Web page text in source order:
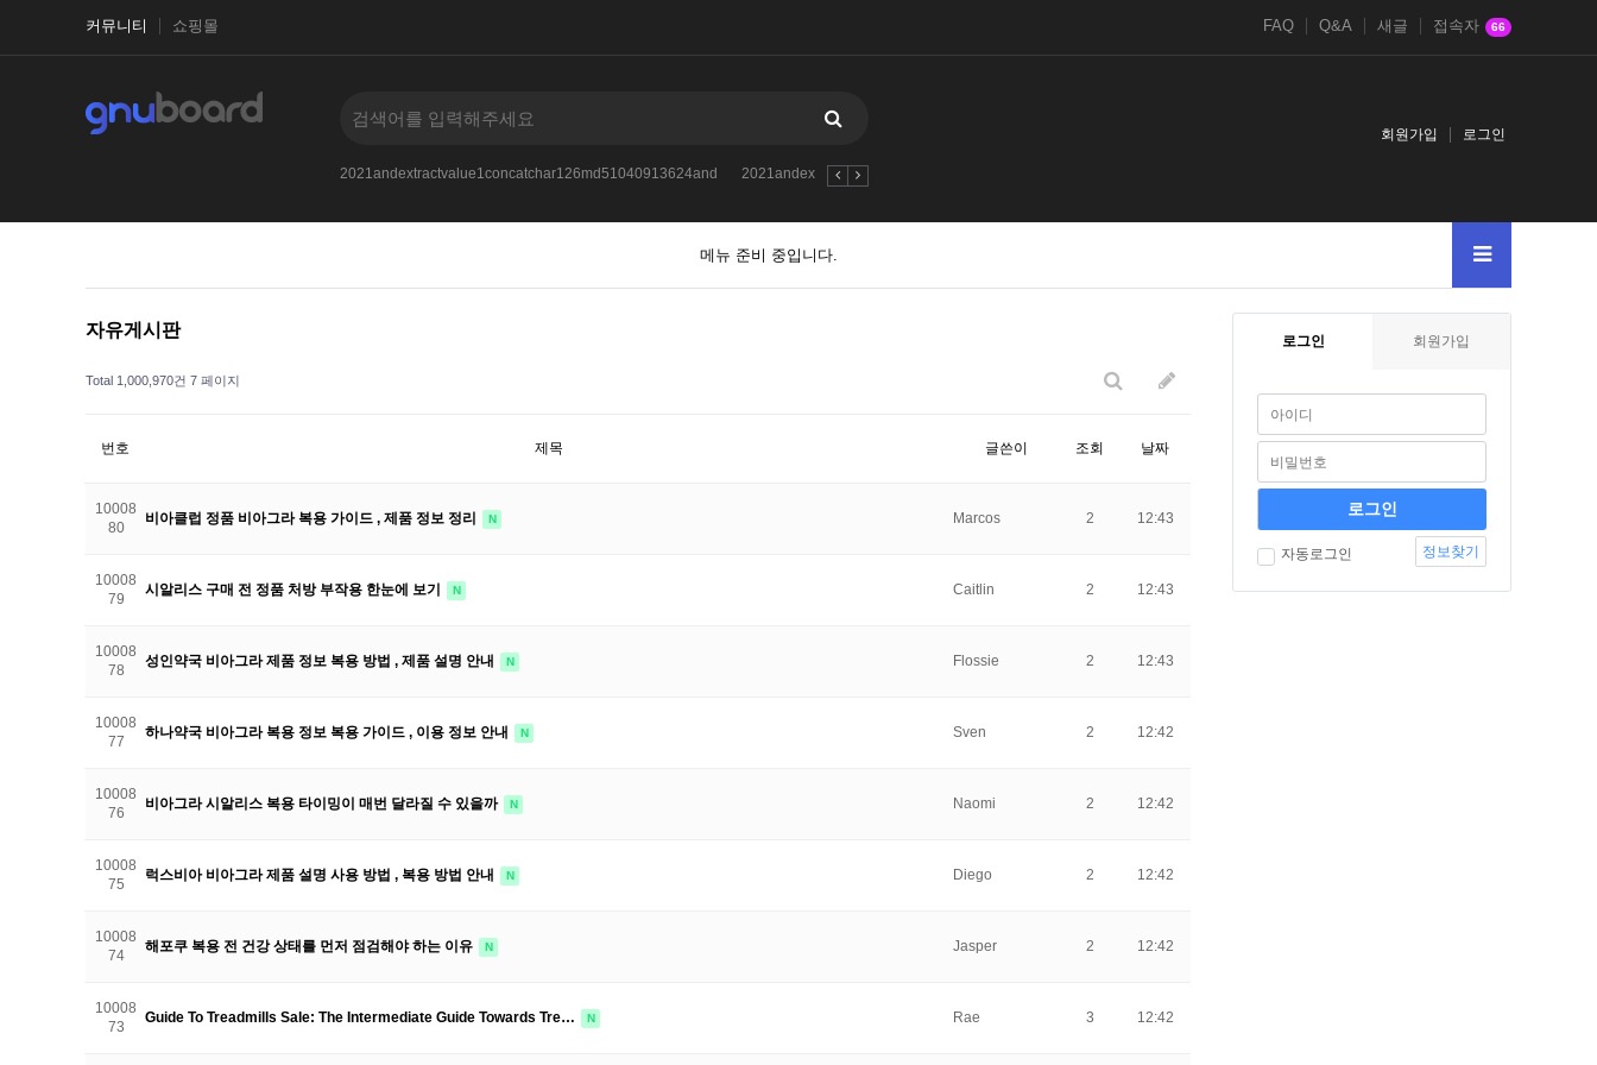
커뮤니티 쇼핑몰 FAQ Q&A 새글 접속자 66
2021andextractvalue1concatchar126md51040913624and 2021andextractvalue1concatchar126md51085394628and
회원가입 로그인
메뉴 준비 중입니다.
자유게시판
Total 1,000,970건 7 페이지
번호 제목 글쓴이 조회 날짜
10008
80
비아클럽 정품 비아그라 복용 가이드 , 제품 정보 정리 N Marcos 2 12:43
10008
79
시알리스 구매 전 정품 처방 부작용 한눈에 보기 N Caitlin 2 12:43
10008
78
성인약국 비아그라 제품 정보 복용 방법 , 제품 설명 안내 N Flossie 2 12:43
10008
77
하나약국 비아그라 복용 정보 복용 가이드 , 이용 정보 안내 N Sven 2 12:42
10008
76
비아그라 시알리스 복용 타이밍이 매번 달라질 수 있을까 N Naomi 2 12:42
10008
75
럭스비아 비아그라 제품 설명 사용 방법 , 복용 방법 안내 N Diego 2 12:42
10008
74
해포쿠 복용 전 건강 상태를 먼저 점검해야 하는 이유 N Jasper 2 12:42
10008
73
Guide To Treadmills Sale: The Intermediate Guide Towards Tre… N Rae 3 12:42
로그인 회원가입
자동로그인 정보찾기